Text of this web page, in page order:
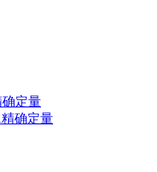
确定量
精确定量